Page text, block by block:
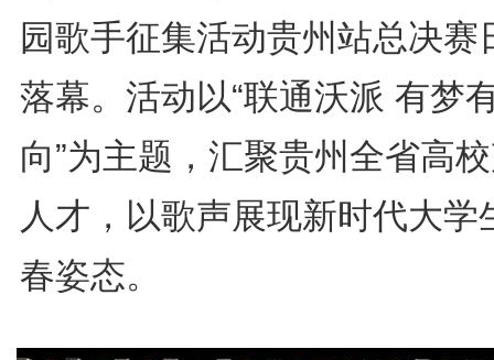
园歌手征集活动贵州站总决赛
落幕。活动以“联通沃派 有梦
向”为主题，汇聚贵州全省高
人才，以歌声展现新时代大学
春姿态。